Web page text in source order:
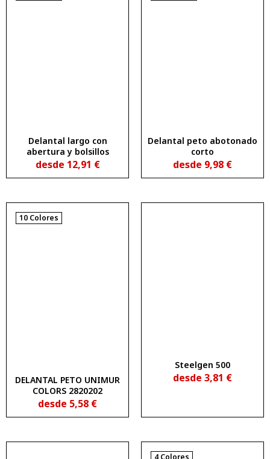
Delantal largo con
abertura y bolsillos
desde 12,91 €
Delantal peto abotonado
corto
desde 9,98 €
10 Colores
DELANTAL PETO UNIMUR
COLORS 2820202
desde 5,58 €
Steelgen 500
desde 3,81 €
4 Colores